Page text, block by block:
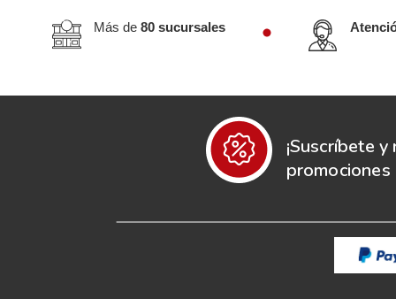
Más de 80 sucursales
¡Suscríbete y
promociones